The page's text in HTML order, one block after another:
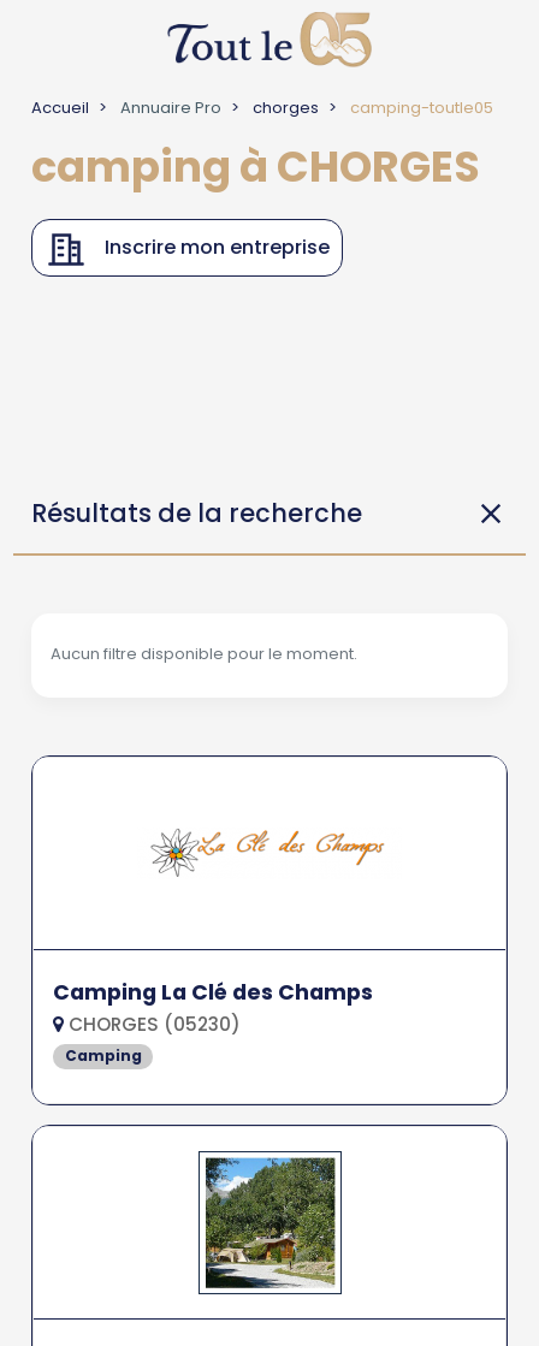
Accueil Annuaire Pro chorges camping-toutle05
camping à CHORGES
Inscrire mon entreprise
Résultats de la recherche
Aucun filtre disponible pour le moment.
Camping La Clé des Champs
CHORGES (05230)
Camping